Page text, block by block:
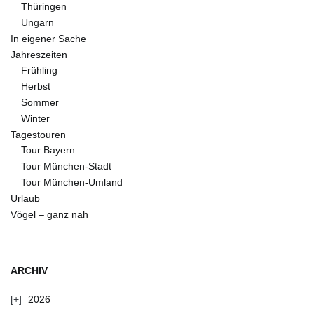
Thüringen
Ungarn
In eigener Sache
Jahreszeiten
Frühling
Herbst
Sommer
Winter
Tagestouren
Tour Bayern
Tour München-Stadt
Tour München-Umland
Urlaub
Vögel – ganz nah
ARCHIV
2026